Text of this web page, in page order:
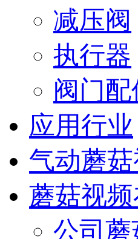
减压阀
执行器
阀门配
应用行业
气动蘑
蘑菇视
公司